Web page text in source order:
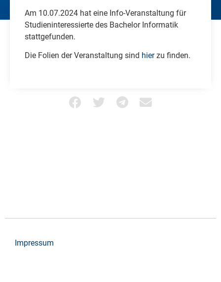
Am 10.07.2024 hat eine Info-Veranstaltung für
Studieninteressierte des Bachelor Informatik
stattgefunden.
Die Folien der Veranstaltung sind hierzu finden.
Impressum